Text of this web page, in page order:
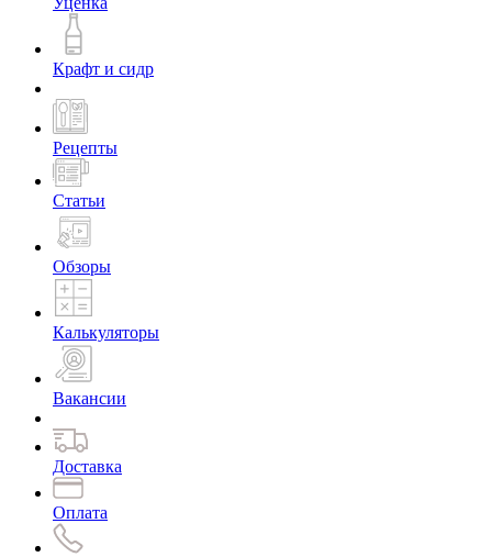
Крафт и сидр
Рецепты
Статьи
Обзоры
Калькуляторы
Вакансии
Доставка
Оплата